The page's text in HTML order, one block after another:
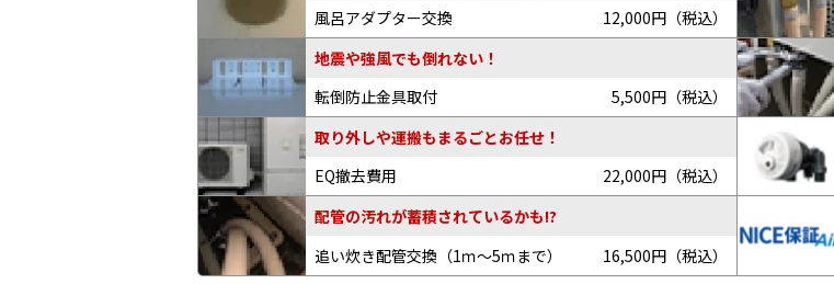
風呂アダプター交換
12,000円（税込）
地震や強風でも倒れない！
転倒防止金具取付
5,500円（税込）
取り外しや運搬もまるごとお任せ！
EQ撤去費用
22,000円（税込）
配管の汚れが蓄積されているかも!?
追い炊き配管交換 （1ｍ～5ｍまで） 16,500円（税込）